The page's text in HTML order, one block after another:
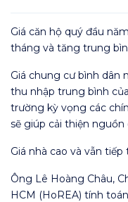
Giá căn hộ quý đầu
tháng và tăng trung
Giá chung cư bình dân
thu nhập trung bình
trường kỳ vọng các
sẽ giúp cải thiện
Giá nhà cao và vẫn
Ông Lê Hoàng Châu,
HCM (HoREA) tính